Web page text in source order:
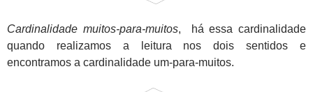
Cardinalidade muitos-para-muitos, há essa cardinalidade
quando realizamos a leitura nos dois sentidos e
encontramos a cardinalidade um-para-muitos.